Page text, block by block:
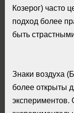
Козерог) часто
подход более
быть
Знаки воздуха
более открыты
экспериментов.